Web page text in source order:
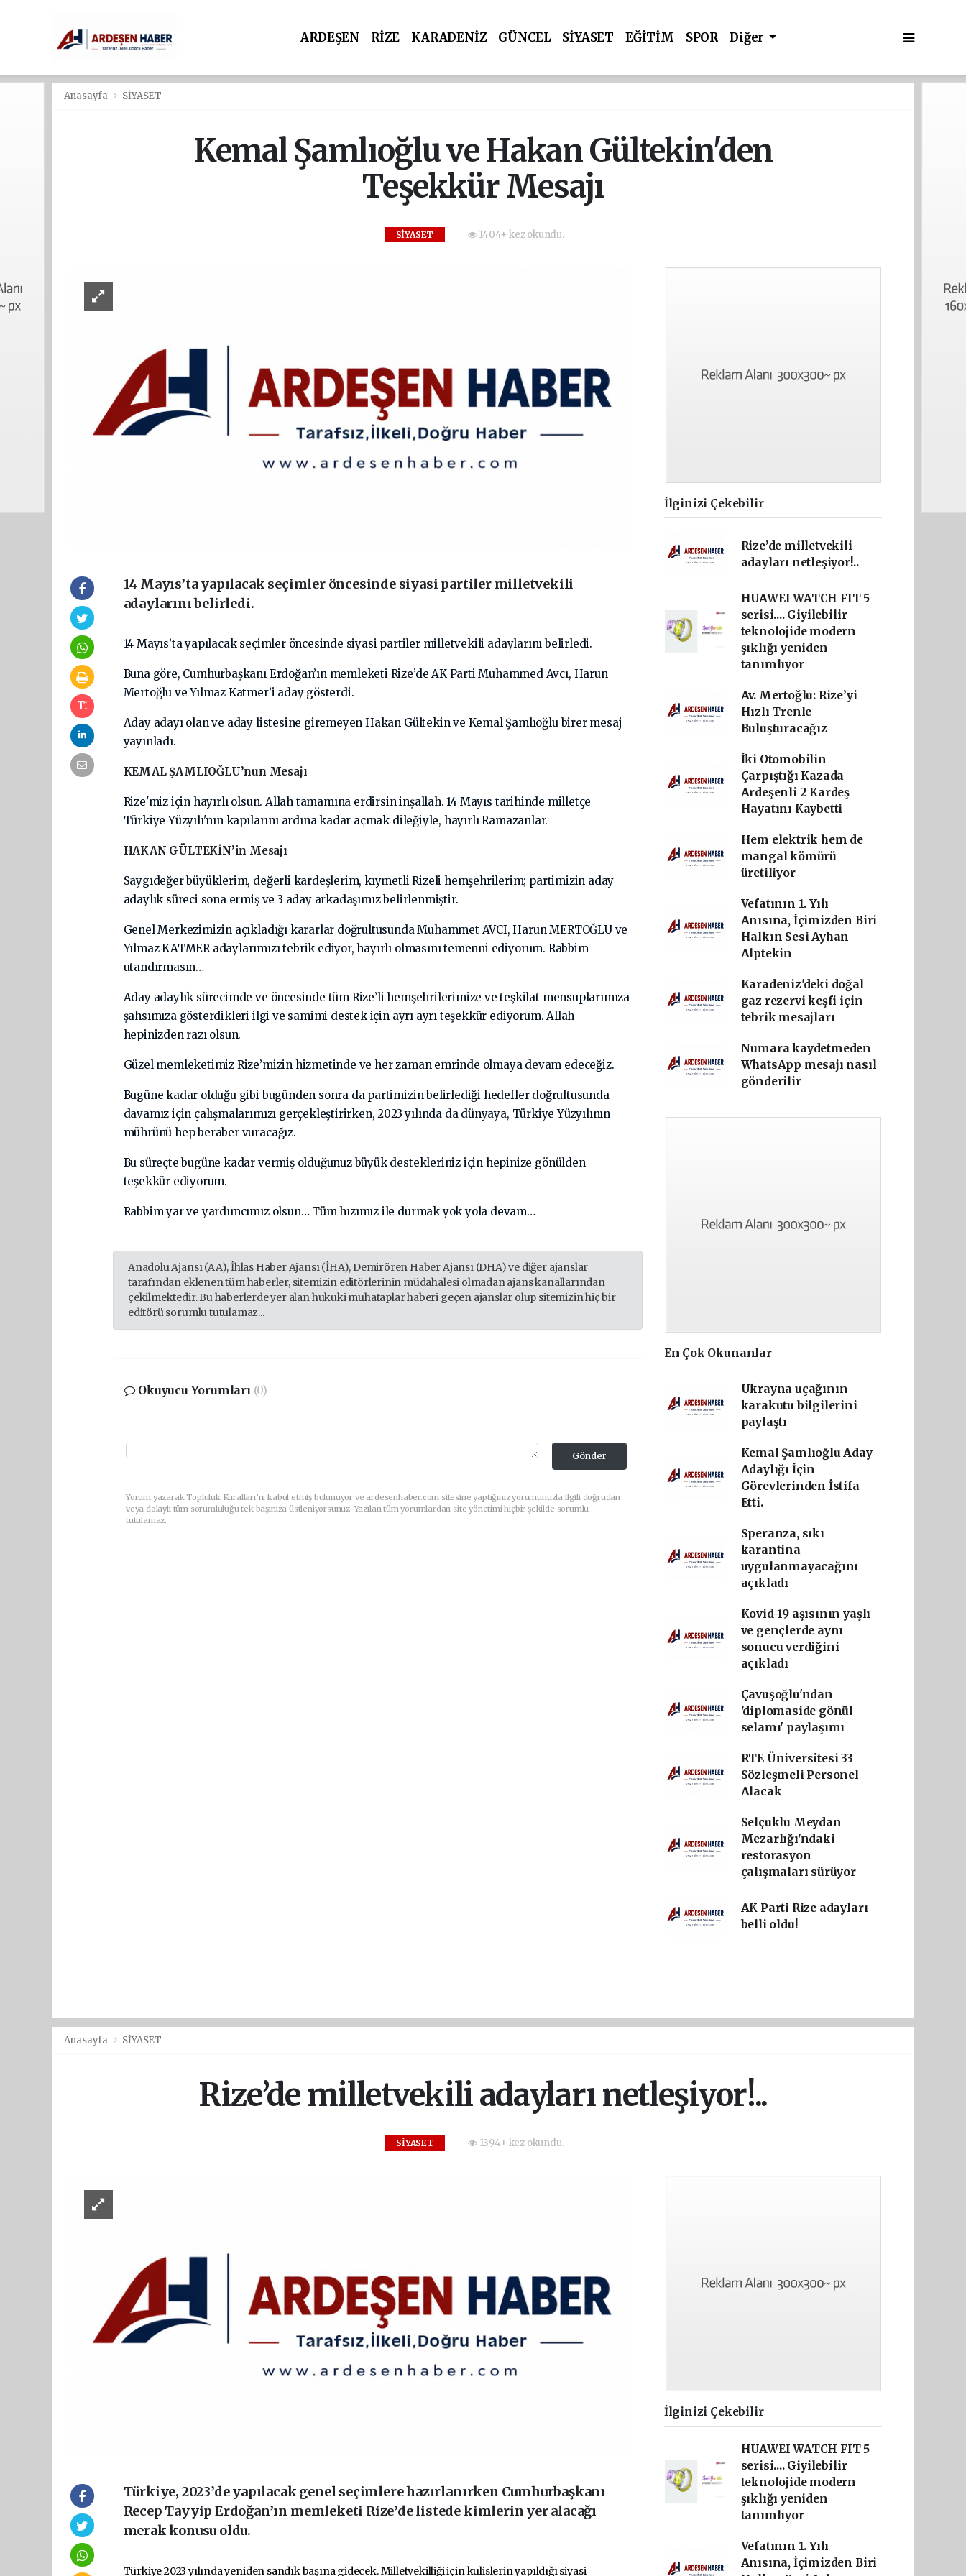
ARDEŞEN RİZE KARADENİZ GÜNCEL SİYASET EĞİTİM SPOR Diğer
Anasayfa SİYASET
Kemal Şamlıoğlu ve Hakan Gültekin'den
Teşekkür Mesajı
SİYASET 1404+ kez okundu.
14 Mayıs’ta yapılacak seçimler öncesinde siyasi partiler milletvekili
adaylarını belirledi.
14 Mayıs’ta yapılacak seçimler öncesinde siyasi partiler milletvekili adaylarını belirledi.
Buna göre, Cumhurbaşkanı Erdoğan’ın memleketi Rize’de AK Parti Muhammed Avcı, Harun
Mertoğlu ve Yılmaz Katmer’i aday gösterdi.
Aday adayı olan ve aday listesine giremeyen Hakan Gültekin ve Kemal Şamlıoğlu birer mesaj
yayınladı.
KEMAL ŞAMLIOĞLU’nun Mesajı
Rize'miz için hayırlı olsun. Allah tamamına erdirsin inşallah. 14 Mayıs tarihinde milletçe
Türkiye Yüzyılı'nın kapılarını ardına kadar açmak dileğiyle, hayırlı Ramazanlar.
HAKAN GÜLTEKİN’in Mesajı
Saygıdeğer büyüklerim, değerli kardeşlerim, kıymetli Rizeli hemşehrilerim; partimizin aday
adaylık süreci sona ermiş ve 3 aday arkadaşımız belirlenmiştir.
Genel Merkezimizin açıkladığı kararlar doğrultusunda Muhammet AVCI, Harun MERTOĞLU ve
Yılmaz KATMER adaylarımızı tebrik ediyor, hayırlı olmasını temenni ediyorum. Rabbim
utandırmasın…
Aday adaylık sürecimde ve öncesinde tüm Rize’li hemşehrilerimize ve teşkilat mensuplarımıza
şahsımıza gösterdikleri ilgi ve samimi destek için ayrı ayrı teşekkür ediyorum. Allah
hepinizden razı olsun.
Güzel memleketimiz Rize’mizin hizmetinde ve her zaman emrinde olmaya devam edeceğiz.
Bugüne kadar olduğu gibi bugünden sonra da partimizin belirlediği hedefler doğrultusunda
davamız için çalışmalarımızı gerçekleştirirken, 2023 yılında da dünyaya, Türkiye Yüzyılının
mührünü hep beraber vuracağız.
Bu süreçte bugüne kadar vermiş olduğunuz büyük destekleriniz için hepinize gönülden
teşekkür ediyorum.
Rabbim yar ve yardımcımız olsun… Tüm hızımız ile durmak yok yola devam…
Anadolu Ajansı (AA), İhlas Haber Ajansı (İHA), Demirören Haber Ajansı (DHA) ve diğer ajanslar
tarafından eklenen tüm haberler, sitemizin editörlerinin müdahalesi olmadan ajans kanallarından
çekilmektedir. Bu haberlerde yer alan hukuki muhataplar haberi geçen ajanslar olup sitemizin hiç bir
editörü sorumlu tutulamaz...
Okuyucu Yorumları (0)
Gönder
Yorum yazarak Topluluk Kuralları’nı kabul etmiş bulunuyor ve ardesenhaber.com sitesine yaptığınız yorumunuzla ilgili doğrudan
veya dolaylı tüm sorumluluğu tek başınıza üstleniyorsunuz. Yazılan tüm yorumlardan site yönetimi hiçbir şekilde sorumlu
tutulamaz.
İlginizi Çekebilir
Rize’de milletvekili
adayları netleşiyor!..
HUAWEI WATCH FIT 5
serisi.... Giyilebilir
teknolojide modern
şıklığı yeniden
tanımlıyor
Av. Mertoğlu: Rize’yi
Hızlı Trenle
Buluşturacağız
İki Otomobilin
Çarpıştığı Kazada
Ardeşenli 2 Kardeş
Hayatını Kaybetti
Hem elektrik hem de
mangal kömürü
üretiliyor
Vefatının 1. Yılı
Anısına, İçimizden Biri
Halkın Sesi Ayhan
Alptekin
Karadeniz'deki doğal
gaz rezervi keşfi için
tebrik mesajları
Numara kaydetmeden
WhatsApp mesajı nasıl
gönderilir
En Çok Okunanlar
Ukrayna uçağının
karakutu bilgilerini
paylaştı
Kemal Şamlıoğlu Aday
Adaylığı İçin
Görevlerinden İstifa
Etti.
Speranza, sıkı
karantina
uygulanmayacağını
açıkladı
Kovid-19 aşısının yaşlı
ve gençlerde aynı
sonucu verdiğini
açıkladı
Çavuşoğlu'ndan
'diplomaside gönül
selamı' paylaşımı
RTE Üniversitesi 33
Sözleşmeli Personel
Alacak
Selçuklu Meydan
Mezarlığı'ndaki
restorasyon
çalışmaları sürüyor
AK Parti Rize adayları
belli oldu!
Anasayfa SİYASET
Rize’de milletvekili adayları netleşiyor!..
SİYASET 1394+ kez okundu.
Türkiye, 2023’de yapılacak genel seçimlere hazırlanırken Cumhurbaşkanı
Recep Tayyip Erdoğan’ın memleketi Rize’de listede kimlerin yer alacağı
merak konusu oldu.
Türkiye 2023 yılında yeniden sandık başına gidecek. Milletvekilliği için kulislerin yapıldığı siyasi
İlginizi Çekebilir
HUAWEI WATCH FIT 5
serisi.... Giyilebilir
teknolojide modern
şıklığı yeniden
tanımlıyor
Vefatının 1. Yılı
Anısına, İçimizden Biri